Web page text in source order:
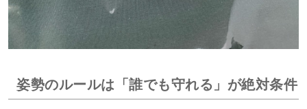
姿勢のルールは「誰でも守れる」が絶対条件